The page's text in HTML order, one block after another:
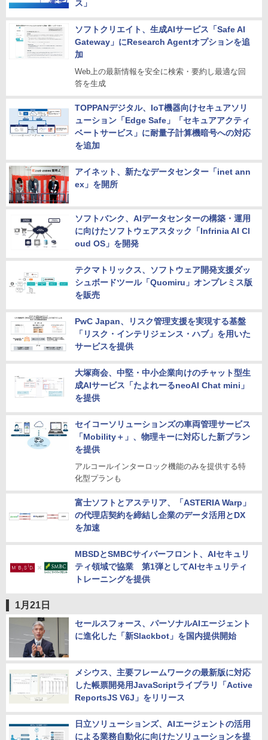
ス」
ソフトクリエイト、生成AIサービス「Safe AI
Gateway」にResearch Agentオプションを追
加
Web上の最新情報を安全に検索・要約し最適な回
答を生成
TOPPANデジタル、IoT機器向けセキュアソリ
ューション「Edge Safe」「セキュアアクティ
ベートサービス」に耐量子計算機暗号への対応
を追加
アイネット、新たなデータセンター「inet ann
ex」を開所
ソフトバンク、AIデータセンターの構築・運用
に向けたソフトウェアスタック「Infrinia AI Cl
oud OS」を開発
テクマトリックス、ソフトウェア開発支援ダッ
シュボードツール「Quomiru」オンプレミス版
を販売
PwC Japan、リスク管理支援を実現する基盤
「リスク・インテリジェンス・ハブ」を用いた
サービスを提供
大塚商会、中堅・中小企業向けのチャット型生
成AIサービス「たよれーるneoAI Chat mini」
を提供
セイコーソリューションズの車両管理サービス
「Mobility＋」、物理キーに対応した新プラン
を提供
アルコールインターロック機能のみを提供する特
化型プランも
富士ソフトとアステリア、「ASTERIA Warp」
の代理店契約を締結し企業のデータ活用とDX
を加速
MBSDとSMBCサイバーフロント、AIセキュリ
ティ領域で協業 第1弾としてAIセキュリティ
トレーニングを提供
1月21日
セールスフォース、パーソナルAIエージェント
に進化した「新Slackbot」を国内提供開始
メシウス、主要フレームワークの最新版に対応
した帳票開発用JavaScriptライブラリ「Active
ReportsJS V6J」をリリース
日立ソリューションズ、AIエージェントの活用
による業務自動化に向けたソリューションを提